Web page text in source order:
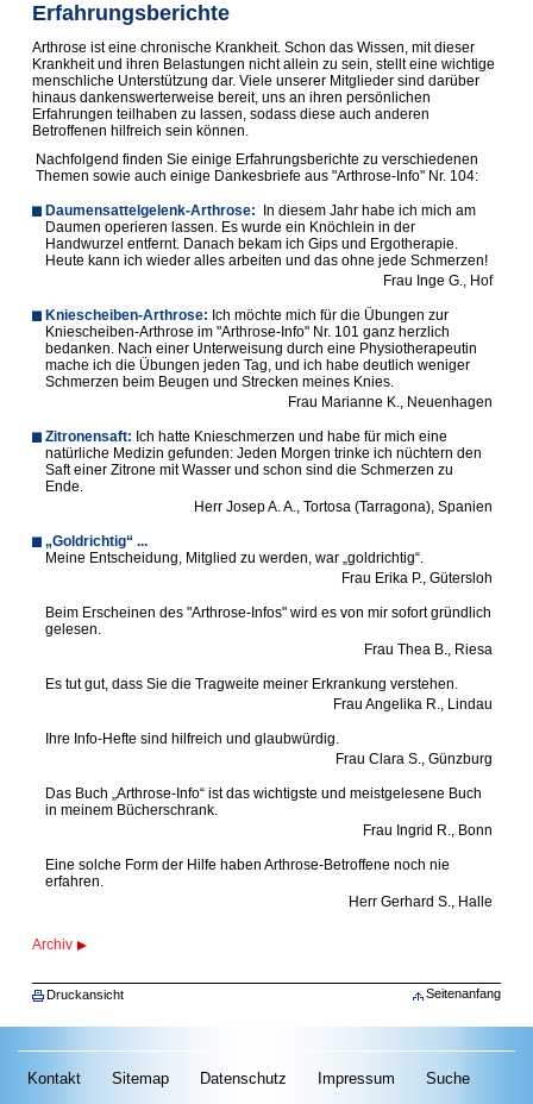
Erfahrungsberichte
Arthrose ist eine chronische Krankheit. Schon das Wissen, mit dieser
Krankheit und ihren Belastungen nicht allein zu sein, stellt eine wichtige
menschliche Unterstützung dar. Viele unserer Mitglieder sind darüber
hinaus dankenswerterweise bereit, uns an ihren persönlichen
Erfahrungen teilhaben zu lassen, sodass diese auch anderen
Betroffenen hilfreich sein können.
Nachfolgend finden Sie einige Erfahrungsberichte zu verschiedenen
Themen sowie auch einige Dankesbriefe aus "Arthrose-Info" Nr. 104:
Daumensattelgelenk-Arthrose:
In diesem Jahr habe ich mich am
Daumen operieren lassen. Es wurde ein Knöchlein in der
Handwurzel entfernt. Danach bekam ich Gips und Ergotherapie.
Heute kann ich wieder alles arbeiten und das ohne jede Schmerzen!
Frau Inge G., Hof
Kniescheiben-Arthrose: Ich möchte mich für die Übungen zur
Kniescheiben-Arthrose im "Arthrose-Info" Nr. 101 ganz herzlich
bedanken. Nach einer Unterweisung durch eine Physiotherapeutin
mache ich die Übungen jeden Tag, und ich habe deutlich weniger
Schmerzen beim Beugen und Strecken meines Knies.
Frau Marianne K., Neuenhagen
Zitronensaft: Ich hatte Knieschmerzen und habe für mich eine
natürliche Medizin gefunden: Jeden Morgen trinke ich nüchtern den
Saft einer Zitrone mit Wasser und schon sind die Schmerzen zu
Ende.
Herr Josep A. A., Tortosa (Tarragona), Spanien
„Goldrichtig“ ...
Meine Entscheidung, Mitglied zu werden, war „goldrichtig“.
Frau Erika P., Gütersloh
Beim Erscheinen des "Arthrose-Infos" wird es von mir sofort gründlich
gelesen.
Frau Thea B., Riesa
Es tut gut, dass Sie die Tragweite meiner Erkrankung verstehen.
Frau Angelika R., Lindau
Ihre Info-Hefte sind hilfreich und glaubwürdig.
Frau Clara S., Günzburg
Das Buch „Arthrose-Info“ ist das wichtigste und meistgelesene Buch
in meinem Bücherschrank.
Frau Ingrid R., Bonn
Eine solche Form der Hilfe haben Arthrose-Betroffene noch nie
erfahren.
Herr Gerhard S., Halle
Archiv
Seitenanfang
Druckansicht
Kontakt Sitemap Datenschutz Impressum Suche